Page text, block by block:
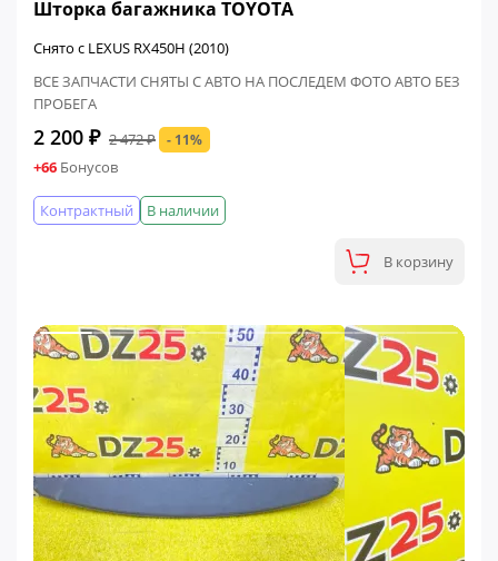
Шторка багажника TOYOTA
Снято с LEXUS RX450H (2010)
ВСЕ ЗАПЧАСТИ СНЯТЫ С АВТО НА ПОСЛЕДЕМ ФОТО АВТО БЕЗ
ПРОБЕГА
2 200 ₽ 2 472 ₽ - 11%
+66 Бонусов
В наличии
Контрактный
В корзину